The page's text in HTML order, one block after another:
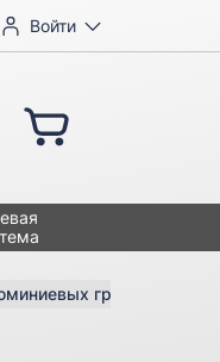
Войти
грибков GT-7